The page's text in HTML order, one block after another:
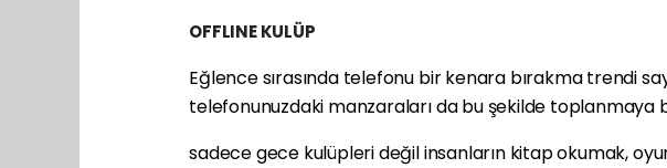
OFFLINE KULÜP
Eğlence sırasında telefonu bir kenara bırakma trendi
telefonunuzdaki manzaraları da bu şekilde toplanmaya
sadece gece kulüpleri değil insanların kitap okumak,